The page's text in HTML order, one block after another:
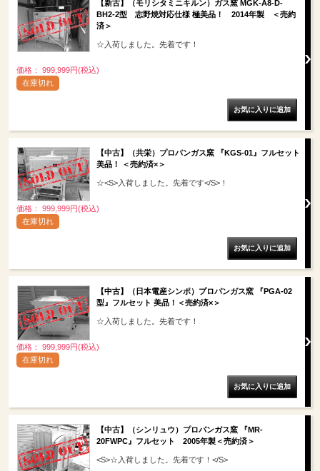
【新古】（モリシタミニキルン）ガス窯 MGK-A8-D-
BH2-2型 志野焼対応仕様 極美品！ 2014年製 ＜売約
済＞
☆入荷しました。先着です！
価格： 999,999円(税込)
在庫切れ
【中古】（共栄）プロパンガス窯 『KGS-01』フルセット
美品！ ＜売約済×＞
☆<S>入荷しました。先着です</S>！
価格： 999,999円(税込)
在庫切れ
【中古】（日本電産シンポ）プロパンガス窯 『PGA-02
型』フルセット 美品！＜売約済×＞
☆入荷しました。先着です！
価格： 999,999円(税込)
在庫切れ
【中古】（シンリュウ）プロパンガス窯 『MR-
20FWPC』フルセット 2005年製＜売約済＞
<S>☆入荷しました。先着です！</S>